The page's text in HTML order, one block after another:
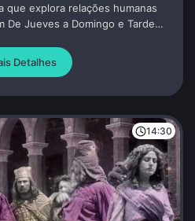
que explora relações humanas
De Jueves a Domingo e Tarde
sua influência no cinema
como cofundadora de
Detalhes
14:30